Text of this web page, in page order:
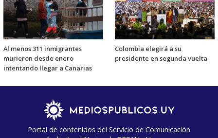
Al menos 311 inmigrantes
murieron desde enero
intentando llegar a Canarias
Colombia elegirá a su
presidente en segunda vuelta
Portal de contenidos del Servicio de Comunicación